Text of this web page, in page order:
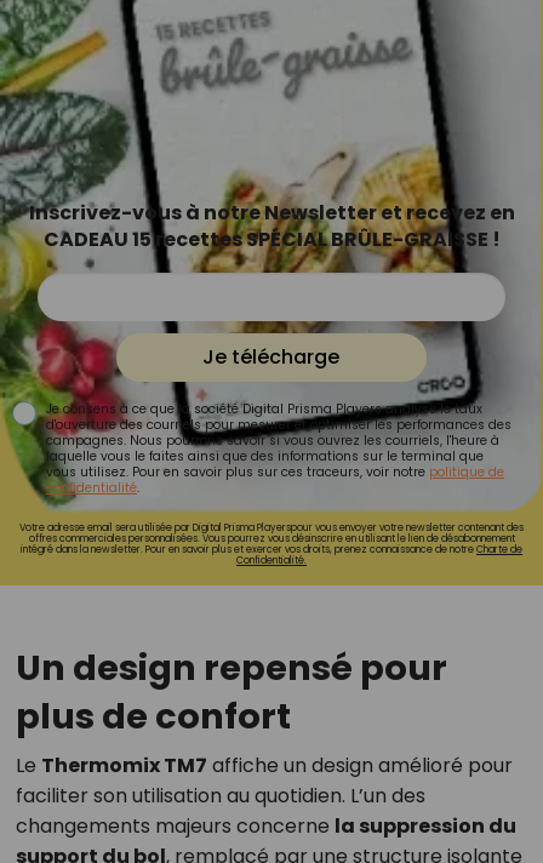
Inscrivez-vous à notre Newsletter et recevez en
CADEAU 15 recettes SPÉCIAL BRÛLE-GRAISSE !
Je télécharge
Je consens à ce que la société Digital Prisma Players analyse le taux
d'ouverture des courriels pour mesurer et optimiser les performances des
campagnes. Nous pourrons savoir si vous ouvrez les courriels, l'heure à
laquelle vous le faites ainsi que des informations sur le terminal que
vous utilisez. Pour en savoir plus sur ces traceurs, voir notre politique de
confidentialité.
Votre adresse email sera utilisée par Digital Prisma Playerspour vous envoyer votre newsletter contenant des
offres commerciales personnalisées. Vous pourrez vous désinscrire en utilisant le lien de désabonnement
intégré dans la newsletter. Pour en savoir plus et exercer vos droits, prenez connaissance de notreCharte de
Confidentialité.
Un design repensé pour
plus de confort
Le Thermomix TM7 affiche un design amélioré pour
faciliter son utilisation au quotidien. L’un des
changements majeurs concerne la suppression du
support du bol, remplacé par une structure isolante